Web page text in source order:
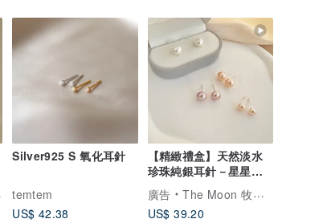
Silver925 S 氧化耳針
temtem
US$ 42.38
【精緻禮盒】天然淡水
珍珠純銀耳針－星星們
超亮珍珠 耳環
廣告
The Moon 牧光質感飾品
US$ 39.20